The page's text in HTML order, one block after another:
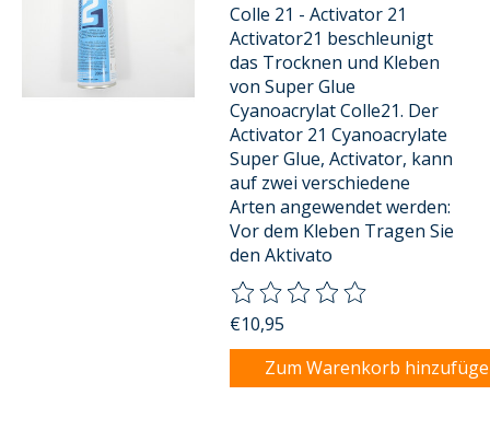
Colle 21 - Activator 21
Activator21 beschleunigt
das Trocknen und Kleben
von Super Glue
Cyanoacrylat Colle21. Der
Activator 21 Cyanoacrylate
Super Glue, Activator, kann
auf zwei verschiedene
Arten angewendet werden:
Vor dem Kleben Tragen Sie
den Aktivato
Die Bewertung dieses
€10,95
Zum Warenkorb